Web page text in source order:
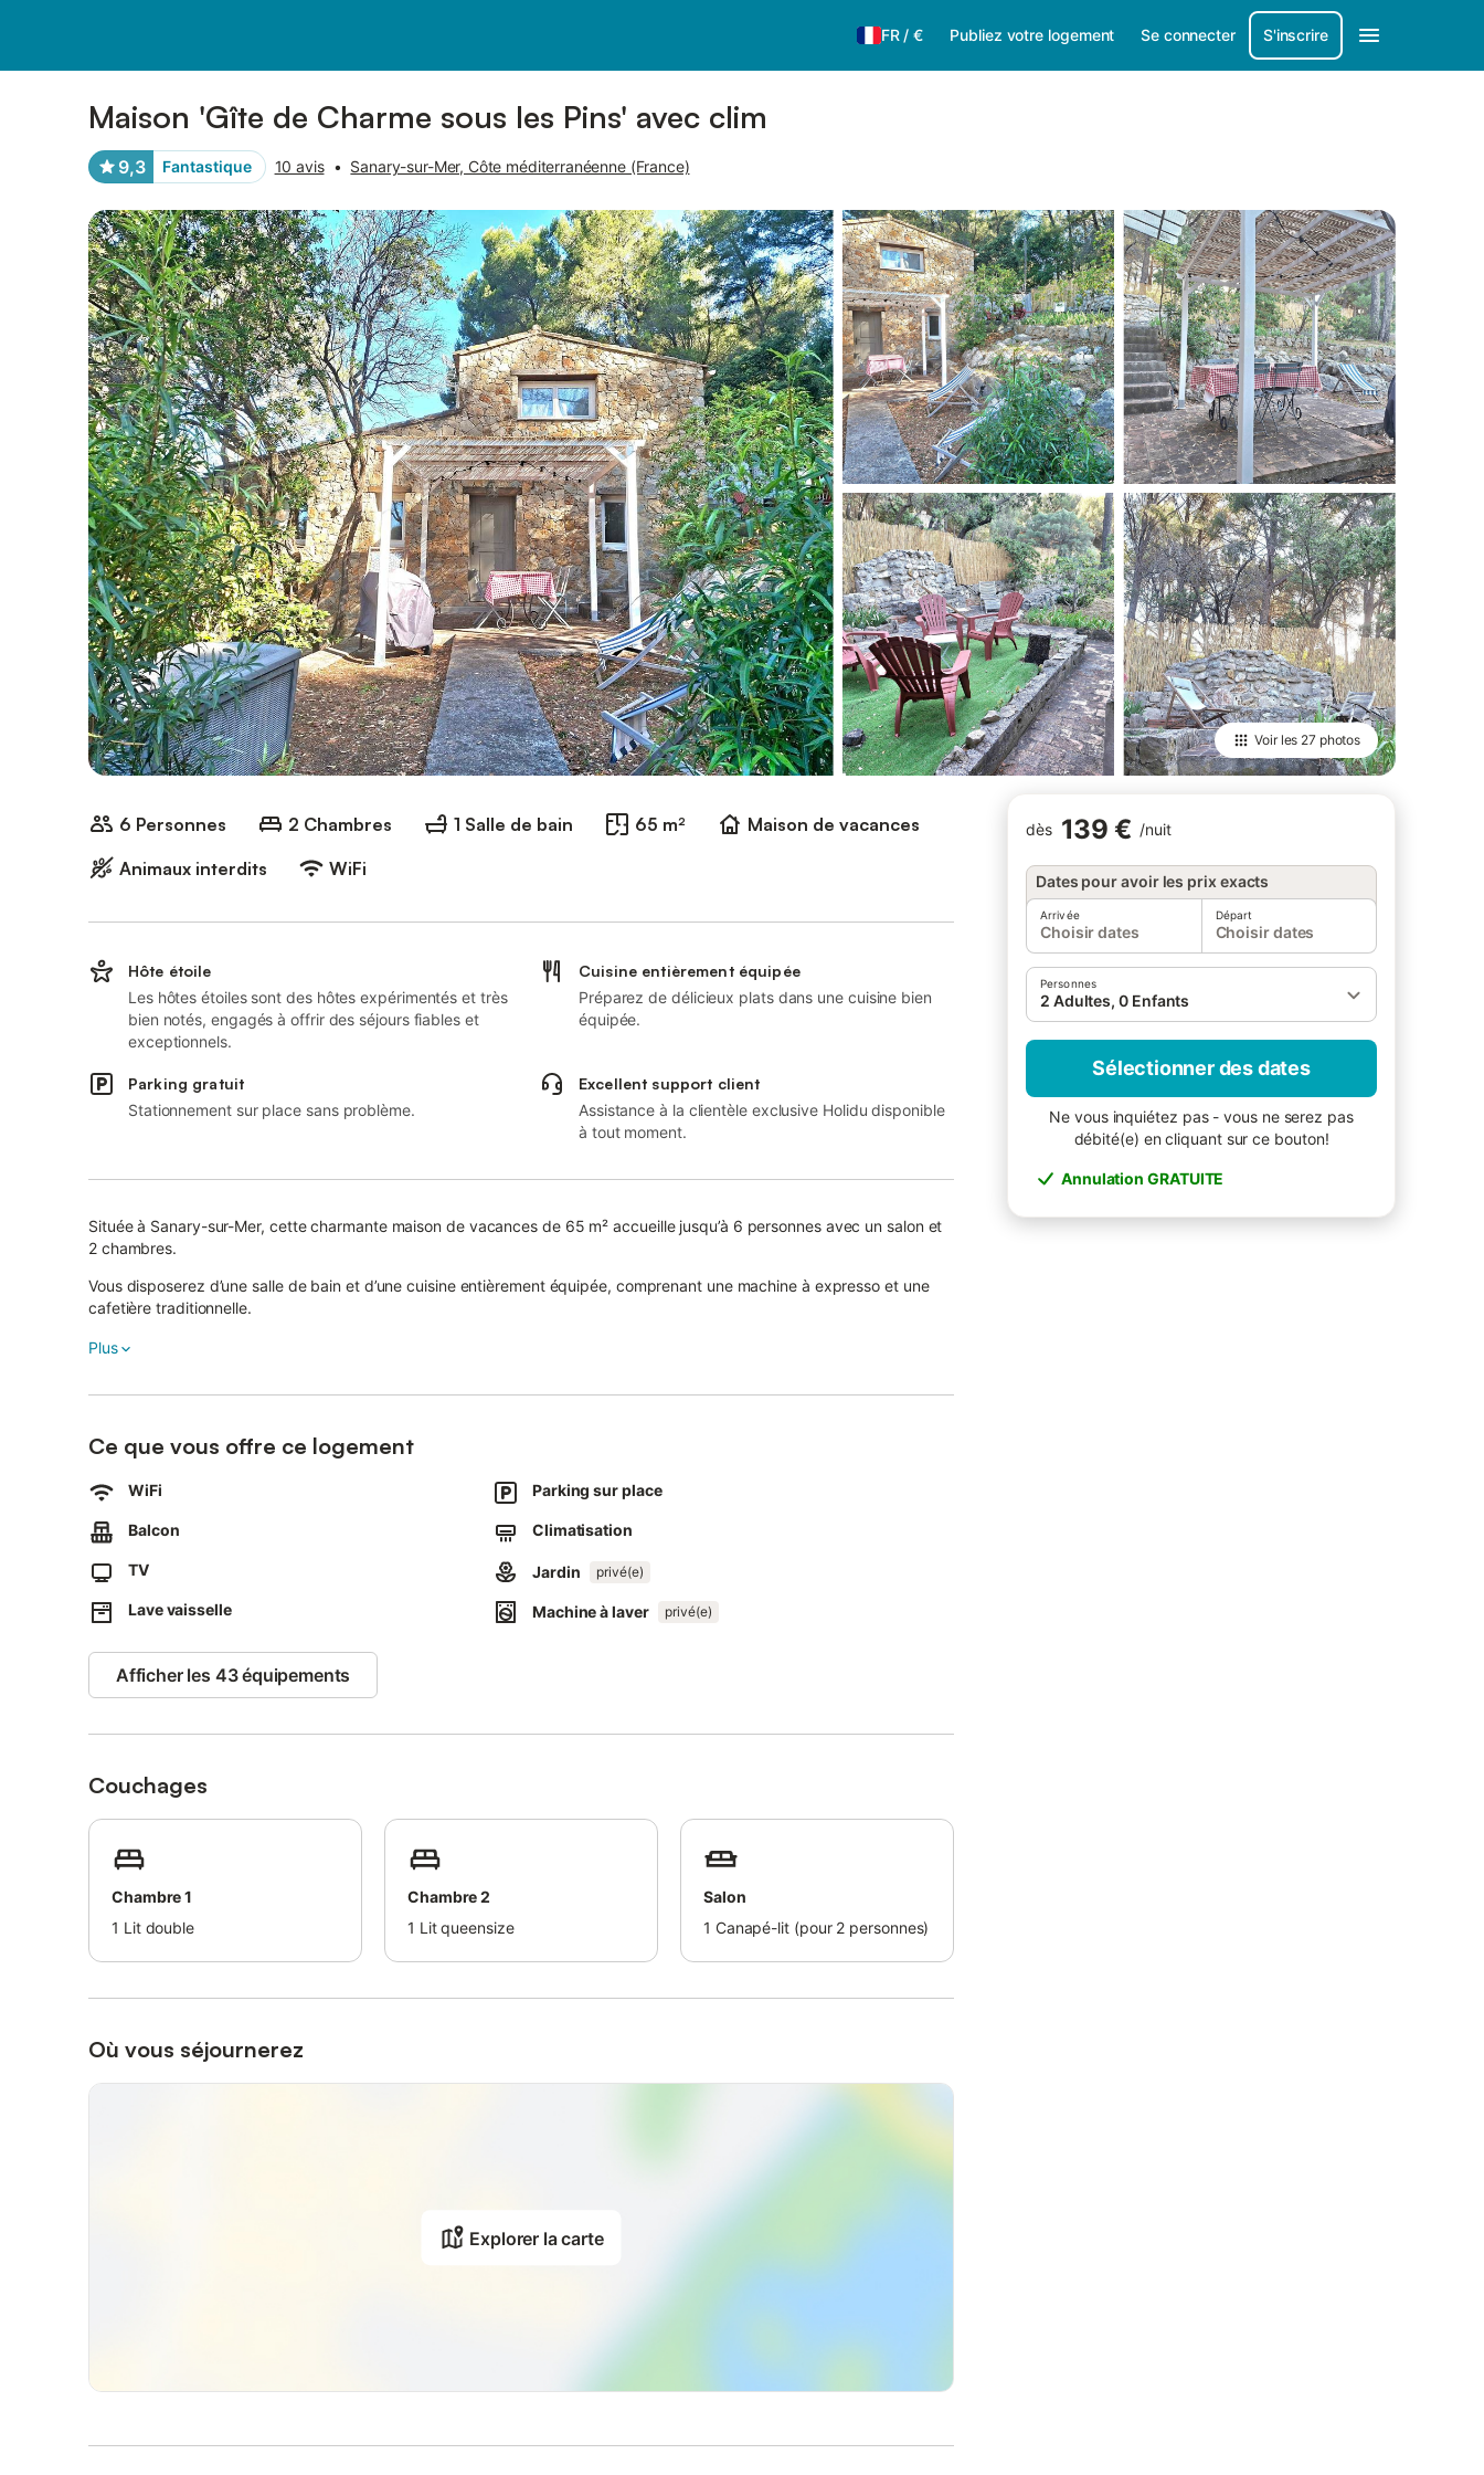
FR/€ Publiez votre logement Se connecter S'inscrire
Maison 'Gîte de Charme sous les Pins' avec clim
9,3 Fantastique 10 avis • Sanary-sur-Mer, Côte méditerranéenne (France)
Voir les 27 photos
6 Personnes 2 Chambres 1 Salle de bain 65 m²
Maison de vacances
Animaux interdits
WiFi
dès 139 € /nuit
Dates pour avoir les prix exacts
Arrivée
Choisir dates
Départ
Choisir dates
Personnes
2 Adultes, 0 Enfants
Sélectionner des dates
Ne vous inquiétez pas - vous ne serez pas
débité(e) en cliquant sur ce bouton!
Annulation GRATUITE
Hôte étoile
Les hôtes étoiles sont des hôtes expérimentés et très
bien notés, engagés à offrir des séjours fiables et
exceptionnels.
Cuisine entièrement équipée
Préparez de délicieux plats dans une cuisine bien
équipée.
Parking gratuit
Stationnement sur place sans problème.
Excellent support client
Assistance à la clientèle exclusive Holidu disponible
à tout moment.
Située à Sanary-sur-Mer, cette charmante maison de vacances de 65 m² accueille jusqu’à 6 personnes avec un salon et
2 chambres.
Vous disposerez d’une salle de bain et d’une cuisine entièrement équipée, comprenant une machine à expresso et une
cafetière traditionnelle.
Profitez du Wi-Fi haut débit, de la climatisation réversible, d’une télévision et d’un lave-linge pour plus de confort.
Vous bénéficierez de deux places de parking partagées sur place et d’un accès à une table de ping-pong commune.
la propriété.
Plus
Ce que vous offre ce logement
WiFi Parking sur place
Balcon Climatisation
TV Jardin privé(e)
Lave vaisselle Machine à laver privé(e)
Afficher les 43 équipements
Couchages
Chambre 1
1 Lit double
Chambre 2
1 Lit queensize
Salon
1 Canapé-lit (pour 2 personnes)
Où vous séjournerez
Explorer la carte